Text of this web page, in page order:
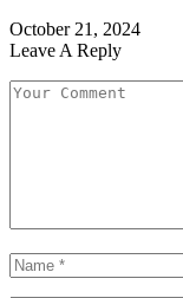
October 21, 2024
Leave A Reply